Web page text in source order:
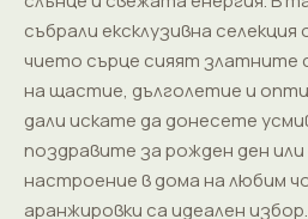
събрали ексклузивна
чието сърце сияят златните
на щастие, дълголетие и
дали искате да донесете
поздравите за рожден ден
настроение в дома на любим
аранжировки са идеален избор.